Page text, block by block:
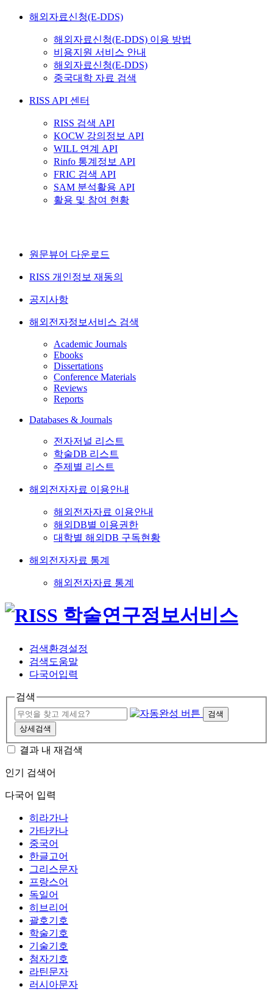
해외자료신청(E-DDS)
해외자료신청(E-DDS) 이용 방법
비용지원 서비스 안내
해외자료신청(E-DDS)
중국대학 자료 검색
RISS API 센터
RISS 검색 API
KOCW 강의정보 API
WILL 연계 API
Rinfo 통계정보 API
FRIC 검색 API
SAM 분석활용 API
활용 및 참여 현황
원문뷰어 다운로드
RISS 개인정보 재동의
공지사항
해외전자정보서비스 검색
Academic Journals
Ebooks
Dissertations
Conference Materials
Reviews
Reports
Databases & Journals
전자저널 리스트
학술DB 리스트
주제별 리스트
해외전자자료 이용안내
해외전자자료 이용안내
해외DB별 이용권한
대학별 해외DB 구독현황
해외전자자료 통계
해외전자자료 통계
검색환경설정
검색도움말
다국어입력
검색
검색
상세검색
결과 내 재검색
인기 검색어
다국어 입력
히라가나
가타카나
중국어
한글고어
그리스문자
프랑스어
독일어
히브리어
괄호기호
학술기호
기술기호
첨자기호
라틴문자
러시아문자